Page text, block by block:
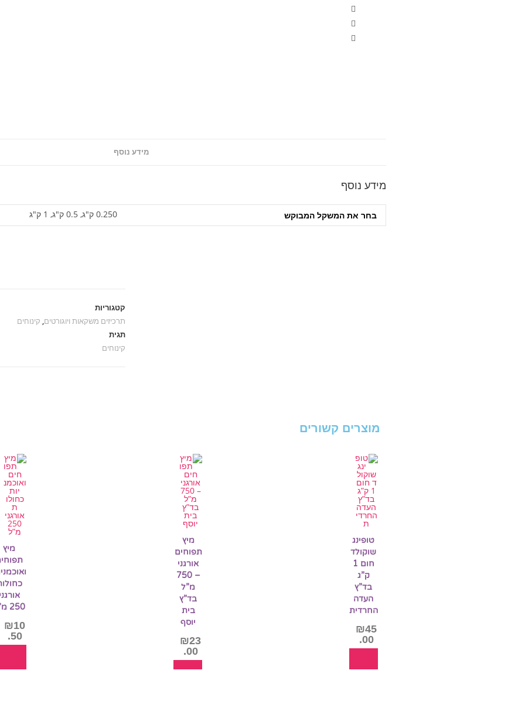
מידע נוסף
מידע נוסף
בחר את המשקל המבוקש‎ 0.250 ק"ג, 0.5 ק"ג, 1 ק"ג
קטגוריות
תרכיזים משקאות ויוגורטים, קינוחים
תגית
קינוחים
מוצרים קשורים
טופינג
שוקולד
חום 1
ק”ג
בד”ץ
העדה
החרדית
₪45
.00
מיץ
תפוחים
אורגני
– 750
מ”ל
בד”ץ
בית
יוסף
₪23
.00
מיץ
אורגני
250 מ”ל
₪10
.50